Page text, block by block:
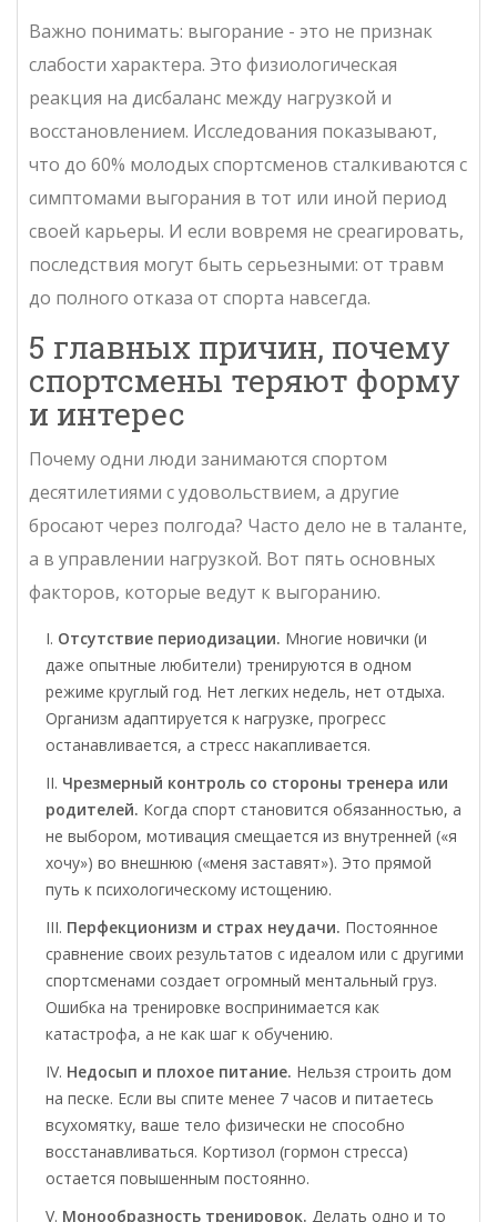
Важно понимать: выгорание - это не признак
слабости характера. Это физиологическая
реакция на дисбаланс между нагрузкой и
восстановлением. Исследования показывают,
что до 60% молодых спортсменов сталкиваются с
симптомами выгорания в тот или иной период
своей карьеры. И если вовремя не среагировать,
последствия могут быть серьезными: от травм
до полного отказа от спорта навсегда.
5 главных причин, почему
спортсмены теряют форму
и интерес
Почему одни люди занимаются спортом
десятилетиями с удовольствием, а другие
бросают через полгода? Часто дело не в таланте,
а в управлении нагрузкой. Вот пять основных
факторов, которые ведут к выгоранию.
Отсутствие периодизации. Многие новички (и
даже опытные любители) тренируются в одном
режиме круглый год. Нет легких недель, нет отдыха.
Организм адаптируется к нагрузке, прогресс
останавливается, а стресс накапливается.
Чрезмерный контроль со стороны тренера или
родителей. Когда спорт становится обязанностью, а
не выбором, мотивация смещается из внутренней («я
хочу») во внешнюю («меня заставят»). Это прямой
путь к психологическому истощению.
Перфекционизм и страх неудачи. Постоянное
сравнение своих результатов с идеалом или с другими
спортсменами создает огромный ментальный груз.
Ошибка на тренировке воспринимается как
катастрофа, а не как шаг к обучению.
Недосып и плохое питание. Нельзя строить дом
на песке. Если вы спите менее 7 часов и питаетесь
всухомятку, ваше тело физически не способно
восстанавливаться. Кортизол (гормон стресса)
остается повышенным постоянно.
Монообразность тренировок. Делать одно и то